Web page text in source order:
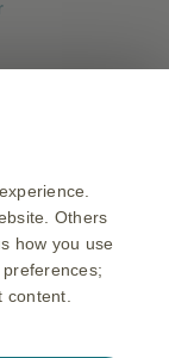
Others
how you use